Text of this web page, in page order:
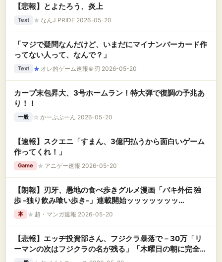
【悲報】とよたろう、炎上
Text ★ なんJ PRIDE 2026-05-20
「マジで疑問なんだけど、いまだにマイナンバーカード作
ってない人って、なんで？」
Text ★ オレ的ゲーム速報＠刃 2026-05-20
カープ末包昇大、3号ホームラン！特大弾で復調の予兆あ
り！！
一般 ☆ かーぷぶーん 2026-05-20
【速報】スクエニ「すまん、3億円払うから面白いゲーム
作ってくれ！」
Game ★ アニゲー速報 2026-05-20
【朗報】刃牙、愚地の食べ歩きグルメ漫画「バキ外伝 独
歩 -独り飲み喰い歩き-」連載開始ッッッッッッッ
ッ！！！！！！！！
本 ★ 超・マンガ速報 2026-05-20
【悲報】エッヂ投資部さん、フジクラ暴落で－30万「リ
ーマンの次はフジクラの名が残る」「木曜日の朝に完全に
死ぬかもしれんが」ｗｗｗｗｗ